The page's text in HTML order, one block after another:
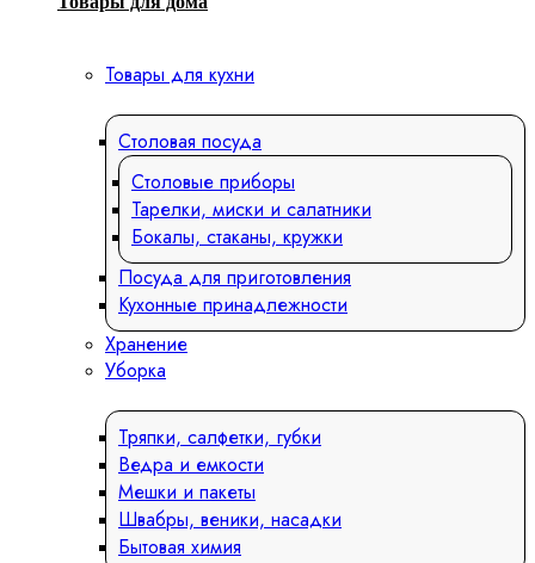
Товары для кухни
Столовая посуда
Столовые приборы
Тарелки, миски и салатники
Бокалы, стаканы, кружки
Посуда для приготовления
Кухонные принадлежности
Хранение
Уборка
Тряпки, салфетки, губки
Ведра и емкости
Мешки и пакеты
Швабры, веники, насадки
Бытовая химия